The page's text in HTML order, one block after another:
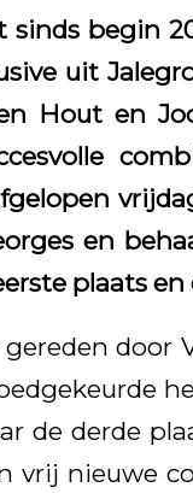
sinds begin
uit
Hout en
en
plaats
door
de derde
vrij nieuwe